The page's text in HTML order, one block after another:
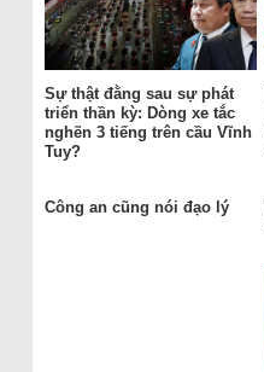
Sự thật đằng sau sự phát
triển thần kỳ: Dòng xe tắc
nghẽn 3 tiếng trên cầu Vĩnh
Tuy?
Công an cũng nói đạo lý